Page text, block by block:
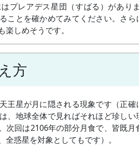
プレアデス星団（すばる）があり
ことを確かめてみてください。さ
しめそうです。
方
王星が月に隠される現象です（正
、地球全体で見ればそれほど珍し
次回は2106年の部分月食で、皆既
惑星を対象としてもです）。